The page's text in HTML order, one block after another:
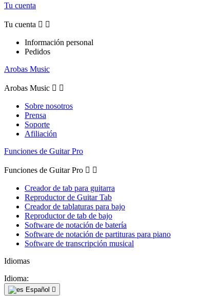
Tu cuenta
Tu cuenta  
Información personal
Pedidos
Arobas Music
Arobas Music  
Sobre nosotros
Prensa
Soporte
Afiliación
Funciones de Guitar Pro
Funciones de Guitar Pro  
Creador de tab para guitarra
Reproductor de Guitar Tab
Creador de tablaturas para bajo
Reproductor de tab de bajo
Software de notación de batería
Software de notación de partituras para piano
Software de transcripción musical
Idiomas
Idioma:
Español 